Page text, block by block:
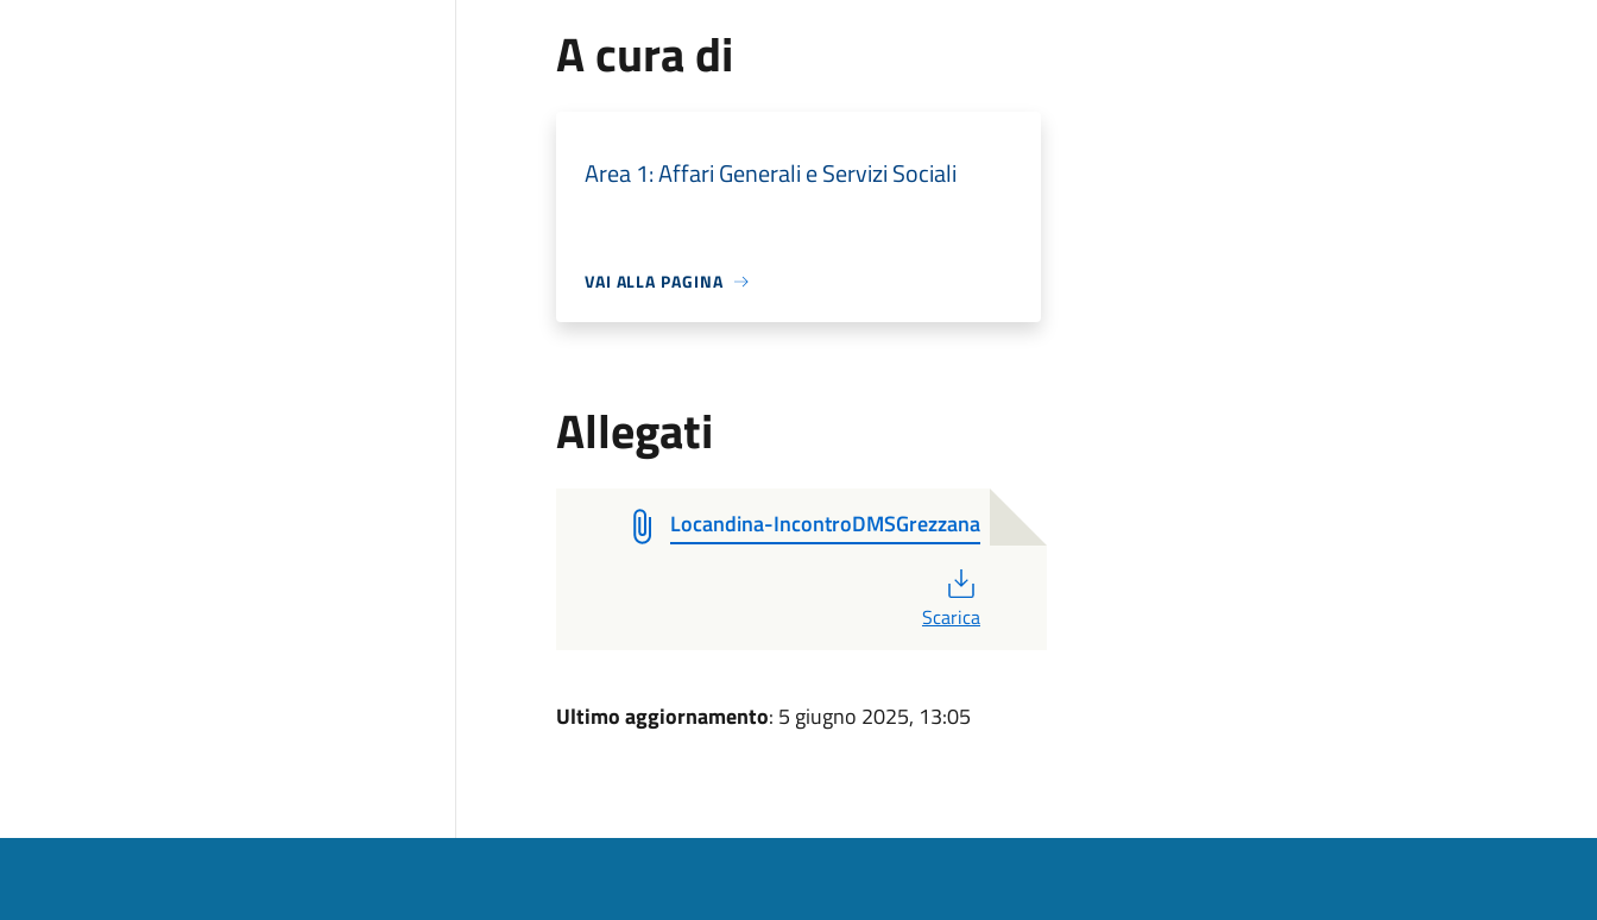
A cura di
Area 1: Affari Generali e Servizi Sociali
VAI ALLA PAGINA
Allegati
Locandina-IncontroDMSGrezzana
Scarica
Ultimo aggiornamento: 5 giugno 2025, 13:05